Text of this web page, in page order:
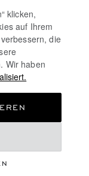
klicken,
auf Ihrem
die
Wir haben